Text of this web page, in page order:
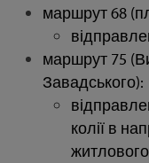
маршрут 68
маршрут 75
Завадського):
колії в